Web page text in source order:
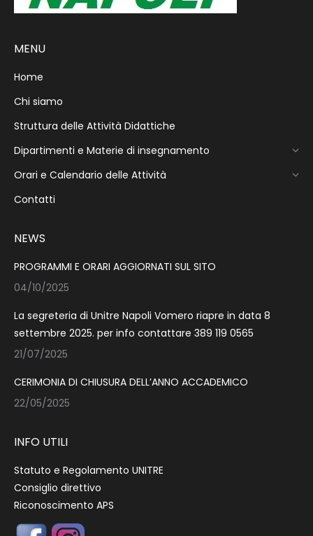
MENU
Home
Chi siamo
Struttura delle Attività Didattiche
Dipartimenti e Materie di insegnamento
Orari e Calendario delle Attività
Contatti
NEWS
PROGRAMMI E ORARI AGGIORNATI SUL SITO
04/10/2025
La segreteria di Unitre Napoli Vomero riapre in data 8
settembre 2025. per info contattare 389 119 0565
21/07/2025
CERIMONIA DI CHIUSURA DELL’ANNO ACCADEMICO
22/05/2025
INFO UTILI
Statuto e Regolamento UNITRE
Consiglio direttivo
Riconoscimento APS